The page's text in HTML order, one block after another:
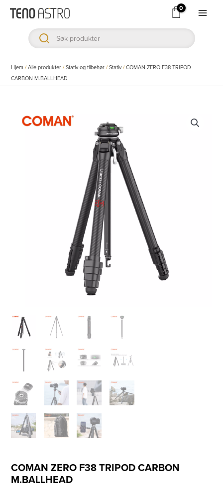
Hopp
innholdet
Hjem /Alle produkter /Stativ og tilbehør /Stativ/COMAN ZERO F38 TRIPOD
CARBON M.BALLHEAD
COMAN ZERO F38 TRIPOD CARBON
M.BALLHEAD